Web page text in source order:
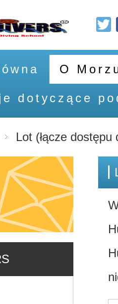
O
dotyczące
Lot (łącze dostępu